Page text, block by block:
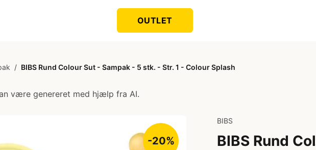
OUTLET
/ BIBS Rund Colour Sut - Sampak - 5 stk. - Str. 1 - Colour Splash
være genereret med hjælp fra AI.
-20%
BIBS
BIBS Rund